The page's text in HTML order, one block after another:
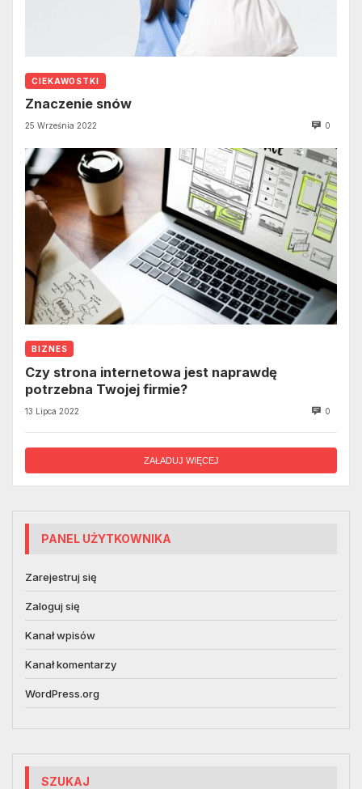
CIEKAWOSTKI
Znaczenie snów
25 Września 2022 0
BIZNES
Czy strona internetowa jest naprawdę
potrzebna Twojej firmie?
13 Lipca 2022 0
ZAŁADUJ WIĘCEJ
PANEL UŻYTKOWNIKA
Zarejestruj się
Zaloguj się
Kanał wpisów
Kanał komentarzy
WordPress.org
SZUKAJ